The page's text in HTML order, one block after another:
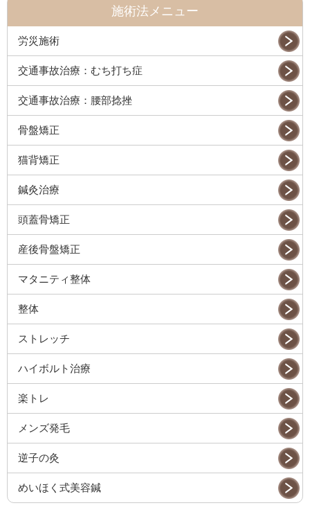
施術法メニュー
労災施術
交通事故治療：むち打ち症
交通事故治療：腰部捻挫
骨盤矯正
猫背矯正
鍼灸治療
頭蓋骨矯正
産後骨盤矯正
マタニティ整体
整体
ストレッチ
ハイボルト治療
楽トレ
メンズ発毛
逆子の灸
めいほく式美容鍼